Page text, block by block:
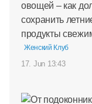
овощей – как
сохранить
продукты
Женский Клуб
17. Jun 13:43